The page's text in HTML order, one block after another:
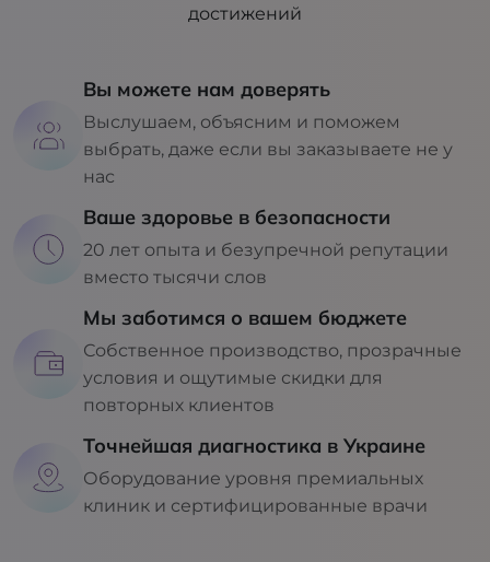
достижений
Вы можете нам доверять
Выслушаем, объясним и поможем
выбрать, даже если вы заказываете не у
нас
Ваше здоровье в безопасности
20 лет опыта и безупречной репутации
вместо тысячи слов
Мы заботимся о вашем бюджете
Собственное производство, прозрачные
условия и ощутимые скидки для
повторных клиентов
Точнейшая диагностика в Украине
Оборудование уровня премиальных
клиник и сертифицированные врачи